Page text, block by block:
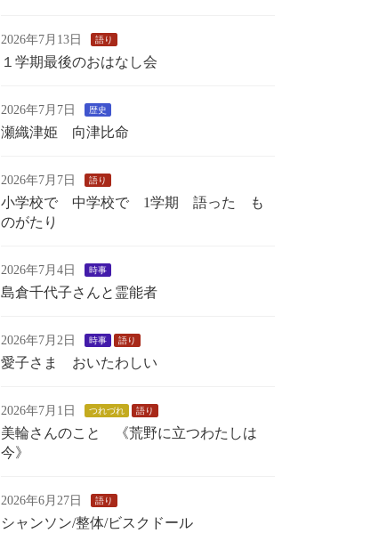
2026年7月13日 語り
１学期最後のおはなし会
2026年7月7日 歴史
瀬織津姫 向津比命
2026年7月7日 語り
小学校で 中学校で 1学期 語った も
のがたり
2026年7月4日 時事
島倉千代子さんと霊能者
2026年7月2日 時事 語り
愛子さま おいたわしい
2026年7月1日 つれづれ 語り
美輪さんのこと 《荒野に立つわたしは
今》
2026年6月27日 語り
シャンソン/整体/ビスクドール